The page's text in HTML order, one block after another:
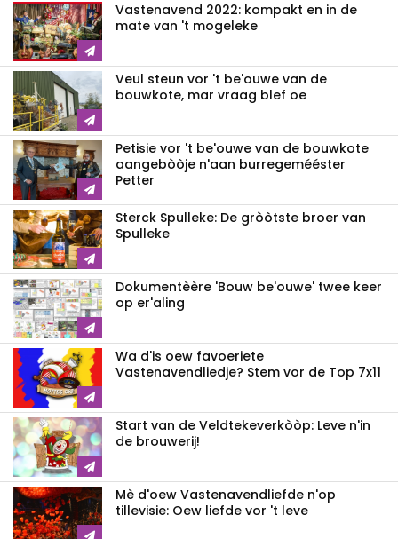
Vastenavend 2022: kompakt en in de
mate van 't mogeleke
Veul steun vor 't be'ouwe van de
bouwkote, mar vraag blef oe
Petisie vor 't be'ouwe van de bouwkote
aangebòòje n'aan burregemééster
Petter
Sterck Spulleke: De gròòtste broer van
Spulleke
Dokumentèère 'Bouw be'ouwe' twee keer
op er'aling
Wa d'is oew favoeriete
Vastenavendliedje? Stem vor de Top 7x11
Start van de Veldtekeverkòòp: Leve n'in
de brouwerij!
Mè d'oew Vastenavendliefde n'op
tillevisie: Oew liefde vor 't leve